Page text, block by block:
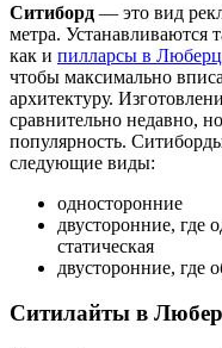
Ситиборд — это вид
метра. Устанавливаются
как и пилларсы в
чтобы максимально
архитектуру.
сравнительно недавно,
популярность.
следующие виды:
односторонние
двусторонние, где
статическая
двусторонние, где
Ситилайты в